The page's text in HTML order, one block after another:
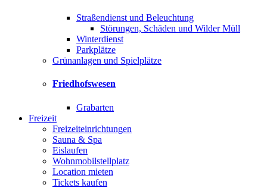
Straßendienst und Beleuchtung
Störungen, Schäden und Wilder Müll
Winterdienst
Parkplätze
Grünanlagen und Spielplätze
Friedhofswesen
Grabarten
Freizeit
Freizeiteinrichtungen
Sauna & Spa
Eislaufen
Wohnmobilstellplatz
Location mieten
Tickets kaufen